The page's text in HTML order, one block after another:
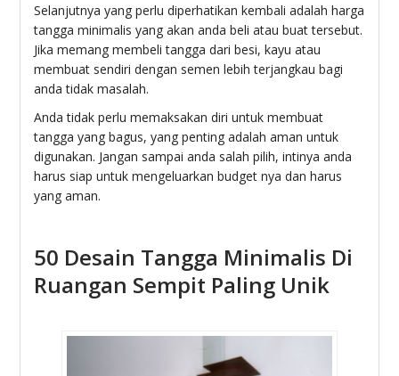
Selanjutnya yang perlu diperhatikan kembali adalah harga
tangga minimalis yang akan anda beli atau buat tersebut.
Jika memang membeli tangga dari besi, kayu atau
membuat sendiri dengan semen lebih terjangkau bagi
anda tidak masalah.
Anda tidak perlu memaksakan diri untuk membuat
tangga yang bagus, yang penting adalah aman untuk
digunakan. Jangan sampai anda salah pilih, intinya anda
harus siap untuk mengeluarkan budget nya dan harus
yang aman.
50 Desain Tangga Minimalis Di
Ruangan Sempit Paling Unik